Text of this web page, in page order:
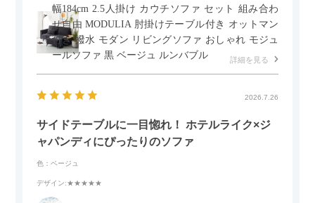
幅184cm 2.5人掛け カウチソファ セット 組み合わ
せ自由 MODULIA 肘掛けテーブル付き オットマン
付き 撥水 モダン リビングソファ おしゃれ モジュ
ールソファ 黒 ベージュ ルンバブル
詳細を見る
2026.7.26
サイドテーブルに一目惚れ！ ホテルライク×ジ
ャパンディにぴったりのソファ
色：ベージュ
デザイン:★★★★★